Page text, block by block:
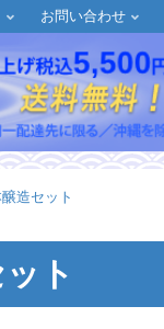
お問い合わせ
造セット
ト